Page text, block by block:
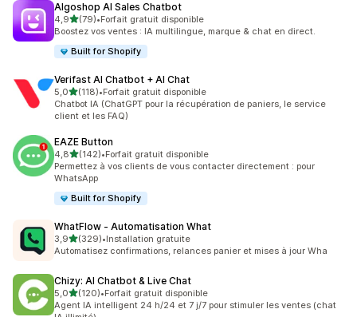
Algoshop AI Sales Chatbot
4,9étoile(s) sur 5
(79)
79 avis au total
•Forfait gratuit disponible
Boostez vos ventes : IA multilingue, marque & chat en direct.
Built for Shopify
Verifast AI Chatbot + AI Chat
5,0étoile(s) sur 5
(118)
118 avis au total
•Forfait gratuit disponible
Chatbot IA (ChatGPT pour la récupération de paniers, le service
client et les FAQ)
EAZE Button
4,8étoile(s) sur 5
(142)
142 avis au total
•Forfait gratuit disponible
Permettez à vos clients de vous contacter directement : pour
WhatsApp
Built for Shopify
WhatFlow ‑ Automatisation What
3,9étoile(s) sur 5
(329)
329 avis au total
•Installation gratuite
Automatisez confirmations, relances panier et mises à jour Wha
Chizy: AI Chatbot & Live Chat
5,0étoile(s) sur 5
(120)
120 avis au total
•Forfait gratuit disponible
Agent IA intelligent 24 h/24 et 7 j/7 pour stimuler les ventes (chat